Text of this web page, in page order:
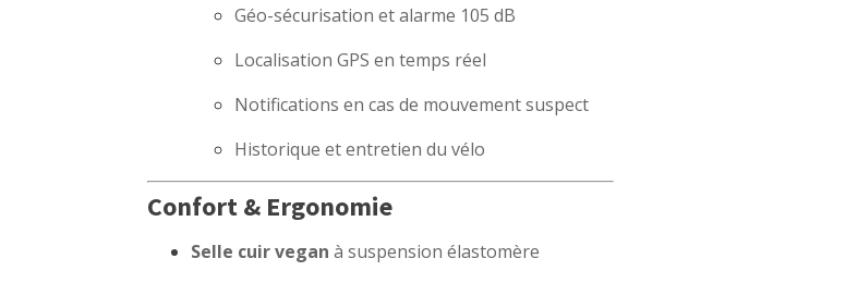
Géo-sécurisation et alarme 105 dB
Localisation GPS en temps réel
Notifications en cas de mouvement suspect
Historique et entretien du vélo
Confort & Ergonomie
Selle cuir vegan à suspension élastomère